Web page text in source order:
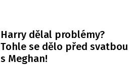
Harry dělal problémy?
Tohle se dělo před svatbou
s Meghan!